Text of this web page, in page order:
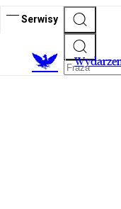
Serwisy